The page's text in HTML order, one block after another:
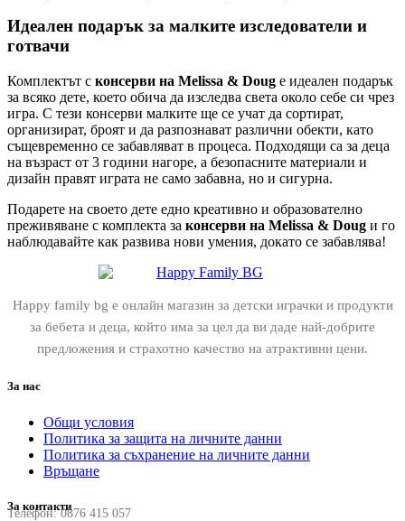
Идеален подарък за малките изследователи и
готвачи
Комплектът с консерви на Melissa & Doug е идеален подарък
за всяко дете, което обича да изследва света около себе си чрез
игра. С тези консерви малките ще се учат да сортират,
организират, броят и да разпознават различни обекти, като
същевременно се забавляват в процеса. Подходящи са за деца
на възраст от 3 години нагоре, а безопасните материали и
дизайн правят играта не само забавна, но и сигурна.
Подарете на своето дете едно креативно и образователно
преживяване с комплекта за консерви на Melissa & Doug и го
наблюдавайте как развива нови умения, докато се забавлява!
Happy family bg е онлайн магазин за детски играчки и продукти
за бебета и деца, който има за цел да ви даде най-добрите
предложения и страхотно качество на атрактивни цени.
За нас
Общи условия
Политика за защита на личните данни
Политика за съхранение на личните данни
Връщане
За контакти
Телефон:0876 415 057